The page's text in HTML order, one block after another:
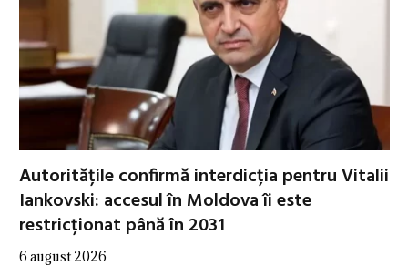
Autoritățile confirmă interdicția pentru Vitalii
Iankovski: accesul în Moldova îi este
restricționat până în 2031
6 august 2026